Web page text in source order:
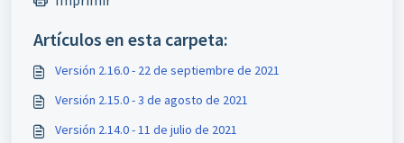
Artículos en esta carpeta:
Versión 2.16.0 - 22 de septiembre de 2021
Versión 2.15.0 - 3 de agosto de 2021
Versión 2.14.0 - 11 de julio de 2021